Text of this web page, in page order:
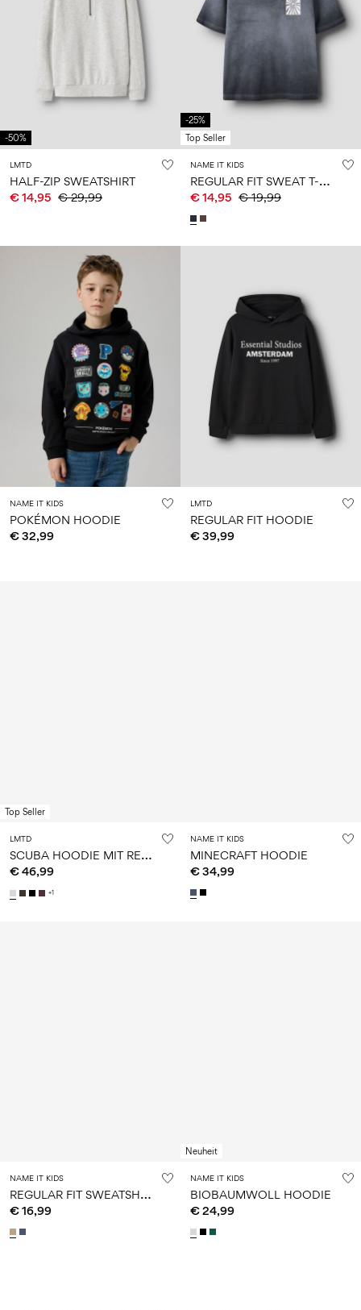
-50%
LMTD
HALF-ZIP SWEATSHIRT
€ 14,95 € 29,99
-25%
Top Seller
NAME IT KIDS
R
EGULAR FIT SWEAT T-SHIRT
€ 14,95 € 19,99
NAME IT KIDS
POKÉMON HOODIE
€ 32,99
LMTD
REGULAR FIT HOODIE
€ 39,99
Top Seller
LMTD
S
CUBA HOODIE MIT REISSVERSCHLUSS
€ 46,99
+1
NAME IT KIDS
MINECRAFT HOODIE
€ 34,99
NAME IT KIDS
R
EGULAR FIT SWEATSHIRT
€ 16,99
Neuheit
NAME IT KIDS
BIOBAUMWOLL HOODIE
€ 24,99